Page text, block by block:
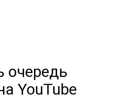
очередь
YouTube